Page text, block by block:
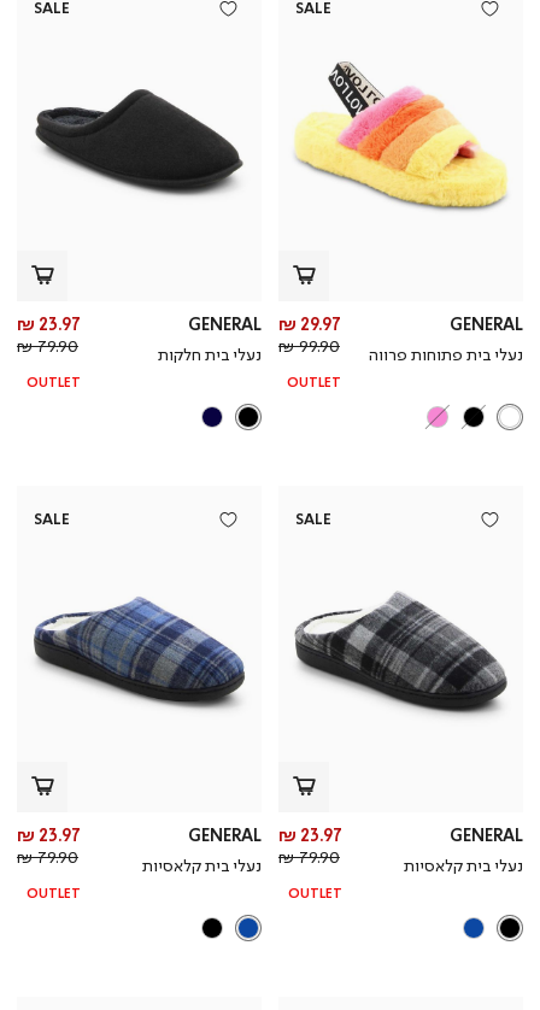
SALE
GENERAL
נעלי בית פתוחות פרווה
מחיר
מוצר
29.97 ₪
מחיר
רגיל
99.90 ₪
OUTLET
SALE
GENERAL
נעלי בית חלקות
23.97 ₪
79.90 ₪
OUTLET
SALE
GENERAL
נעלי בית קלאסיות
מחיר
מוצר
23.97 ₪
מחיר
רגיל
79.90 ₪
OUTLET
SALE
GENERAL
נעלי בית קלאסיות
23.97 ₪
79.90 ₪
OUTLET